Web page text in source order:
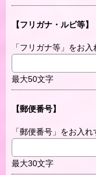
【フリガナ・ルビ等】
「フリガナ等」をお
最大50文字
【郵便番号】
「郵便番号」をお入
最大30文字